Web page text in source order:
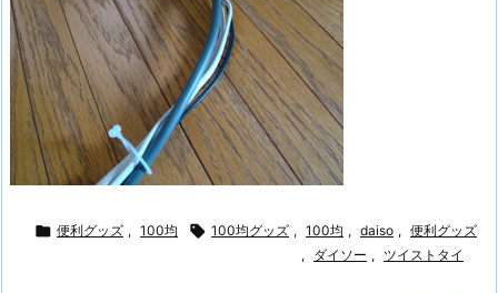
 便利グッズ , 100均  100均グッズ , 100均 , daiso , 便利グッズ
, ダイソー , ツイストタイ